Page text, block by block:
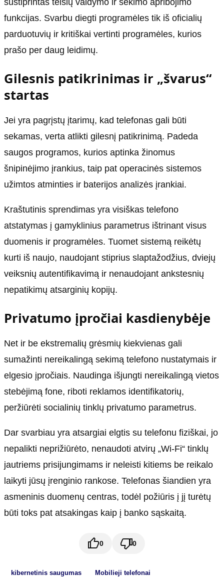
sustiprintas teisių valdymo ir sekimo apribojimo
funkcijas. Svarbu diegti programėles tik iš oficialių
parduotuvių ir kritiškai vertinti programėles, kurios
prašo per daug leidimų.
Gilesnis patikrinimas ir „švarus“
startas
Jei yra pagrįstų įtarimų, kad telefonas gali būti
sekamas, verta atlikti gilesnį patikrinimą. Padeda
saugos programos, kurios aptinka žinomus
šnipinėjimo įrankius, taip pat operacinės sistemos
užimtos atminties ir baterijos analizės įrankiai.
Kraštutinis sprendimas yra visiškas telefono
atstatymas į gamyklinius parametrus ištrinant visus
duomenis ir programėles. Tuomet sistemą reikėtų
kurti iš naujo, naudojant stiprius slaptažodžius, dviejų
veiksnių autentifikavimą ir nenaudojant ankstesnių
nepatikimų atsarginių kopijų.
Privatumo įpročiai kasdienybėje
Net ir be ekstremalių grėsmių kiekvienas gali
sumažinti nereikalingą sekimą telefono nustatymais ir
elgesio įpročiais. Naudinga išjungti nereikalingą vietos
stebėjimą fone, riboti reklamos identifikatorių,
peržiūrėti socialinių tinklų privatumo parametrus.
Dar svarbiau yra atsargiai elgtis su telefonu fiziškai, jo
nepalikti neprižiūrėto, nenaudoti atvirų „Wi‑Fi“ tinklų
jautriems prisijungimams ir neleisti kitiems be reikalo
laikyti jūsų įrenginio rankose. Telefonas šiandien yra
asmeninis duomenų centras, todėl požiūris į jį turėtų
būti toks pat atsakingas kaip į banko sąskaitą.
0 0
kibernetinis saugumas Mobilieji telefonai